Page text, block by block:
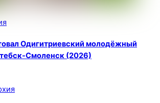
Одигитриевский молодёжный
Смоленск (2026)